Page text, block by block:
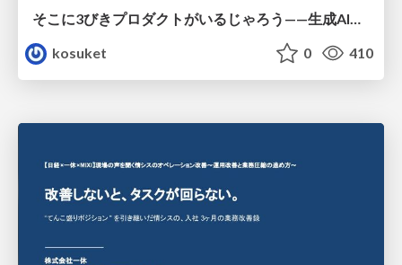
kosuket
0 410